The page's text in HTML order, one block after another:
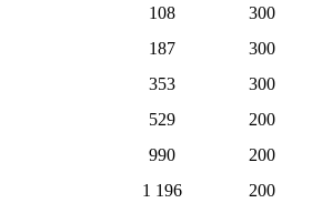
108
300
187
300
353
300
529
200
990
200
1 196
200